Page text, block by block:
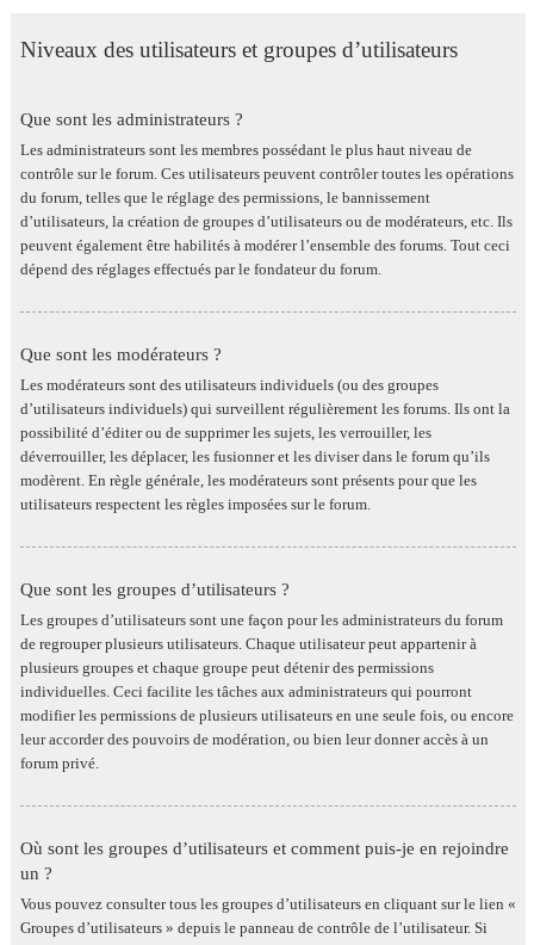
Niveaux des utilisateurs et groupes d’utilisateurs
Que sont les administrateurs ?
Les administrateurs sont les membres possédant le plus haut niveau de
contrôle sur le forum. Ces utilisateurs peuvent contrôler toutes les opérations
du forum, telles que le réglage des permissions, le bannissement
d’utilisateurs, la création de groupes d’utilisateurs ou de modérateurs, etc. Ils
peuvent également être habilités à modérer l’ensemble des forums. Tout ceci
dépend des réglages effectués par le fondateur du forum.
Que sont les modérateurs ?
Les modérateurs sont des utilisateurs individuels (ou des groupes
d’utilisateurs individuels) qui surveillent régulièrement les forums. Ils ont la
possibilité d’éditer ou de supprimer les sujets, les verrouiller, les
déverrouiller, les déplacer, les fusionner et les diviser dans le forum qu’ils
modèrent. En règle générale, les modérateurs sont présents pour que les
utilisateurs respectent les règles imposées sur le forum.
Que sont les groupes d’utilisateurs ?
Les groupes d’utilisateurs sont une façon pour les administrateurs du forum
de regrouper plusieurs utilisateurs. Chaque utilisateur peut appartenir à
plusieurs groupes et chaque groupe peut détenir des permissions
individuelles. Ceci facilite les tâches aux administrateurs qui pourront
modifier les permissions de plusieurs utilisateurs en une seule fois, ou encore
leur accorder des pouvoirs de modération, ou bien leur donner accès à un
forum privé.
Où sont les groupes d’utilisateurs et comment puis-je en rejoindre
un ?
Vous pouvez consulter tous les groupes d’utilisateurs en cliquant sur le lien «
Groupes d’utilisateurs » depuis le panneau de contrôle de l’utilisateur. Si